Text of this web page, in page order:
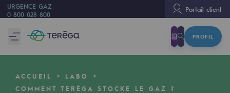
URGENCE GAZ
0 800 028 800
Portail client
PROFIL
Nous sommes
80 ans d'histoire
ACCUEIL
LABO
COMMENT TERÉGA STOCKE LE GAZ ?